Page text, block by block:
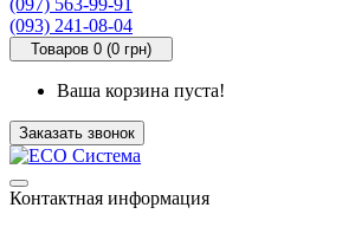
(097) 563-99-91
(093) 241-08-04
Товаров 0 (0 грн)
Ваша корзина пуста!
Заказать звонок
Контактная информация